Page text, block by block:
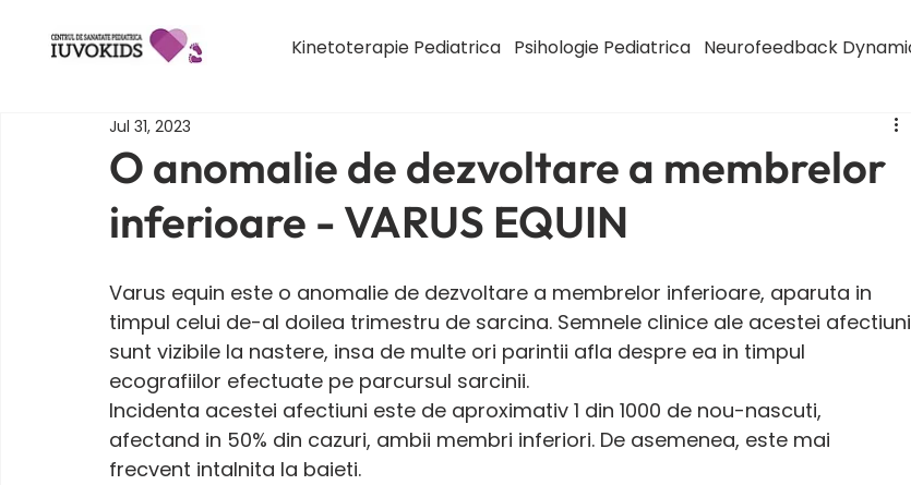
Kinetoterapie Pediatrica Psihologie Pediatrica Neurofeedback
O anomalie de dezvoltare a membrelor
inferioare - VARUS EQUIN
Jul 31, 2023
Varus equin este o anomalie de dezvoltare a membrelor inferioare, aparuta in
timpul celui de-al doilea trimestru de sarcina. Semnele clinice ale acestei afectiuni
sunt vizibile la nastere, insa de multe ori parintii afla despre ea in timpul
ecografiilor efectuate pe parcursul sarcinii.
Incidenta acestei afectiuni este de aproximativ 1 din 1000 de nou-nascuti,
afectand in 50% din cazuri, ambii membri inferiori. De asemenea, este mai
frecvent intalnita la baieti.